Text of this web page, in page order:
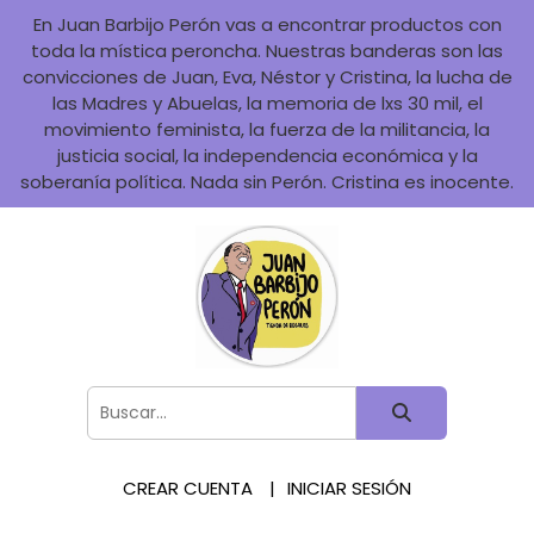
En Juan Barbijo Perón vas a encontrar productos con
toda la mística peroncha. Nuestras banderas son las
convicciones de Juan, Eva, Néstor y Cristina, la lucha de
las Madres y Abuelas, la memoria de lxs 30 mil, el
movimiento feminista, la fuerza de la militancia, la
justicia social, la independencia económica y la
soberanía política. Nada sin Perón. Cristina es inocente.
CREAR CUENTA INICIAR SESIÓN